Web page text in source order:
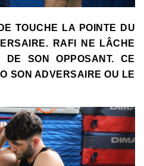
TOUCHE LA POINTE DU
RAFI NE LÂCHE
SON OPPOSANT. CE
SON ADVERSAIRE OU LE